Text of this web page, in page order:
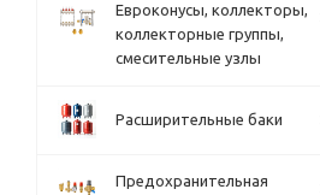
Евроконусы, коллекторы,
коллекторные группы,
смесительные узлы
Расширительные баки
Предохранительная